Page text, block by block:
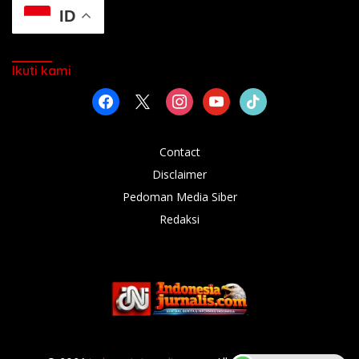
ID
Ikuti kami
facebook instagramyoutubetiktok
Contact
Disclaimer
Pedoman Media Siber
Redaksi